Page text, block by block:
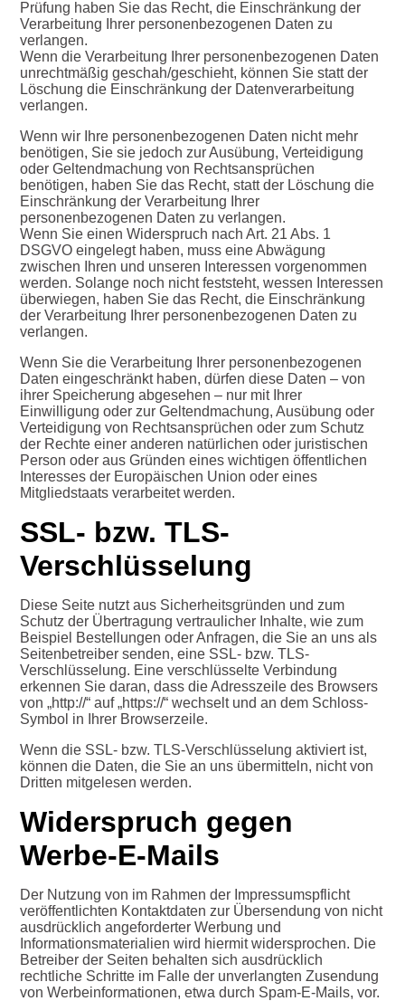
Prüfung haben Sie das Recht, die Einschränkung der
Verarbeitung Ihrer personenbezogenen Daten zu
verlangen.
Wenn die Verarbeitung Ihrer personenbezogenen Daten
unrechtmäßig geschah/geschieht, können Sie statt der
Löschung die Einschränkung der Datenverarbeitung
verlangen.
Wenn wir Ihre personenbezogenen Daten nicht mehr
benötigen, Sie sie jedoch zur Ausübung, Verteidigung
oder Geltendmachung von Rechtsansprüchen
benötigen, haben Sie das Recht, statt der Löschung die
Einschränkung der Verarbeitung Ihrer
personenbezogenen Daten zu verlangen.
Wenn Sie einen Widerspruch nach Art. 21 Abs. 1
DSGVO eingelegt haben, muss eine Abwägung
zwischen Ihren und unseren Interessen vorgenommen
werden. Solange noch nicht feststeht, wessen Interessen
überwiegen, haben Sie das Recht, die Einschränkung
der Verarbeitung Ihrer personenbezogenen Daten zu
verlangen.
Wenn Sie die Verarbeitung Ihrer personenbezogenen
Daten eingeschränkt haben, dürfen diese Daten – von
ihrer Speicherung abgesehen – nur mit Ihrer
Einwilligung oder zur Geltendmachung, Ausübung oder
Verteidigung von Rechtsansprüchen oder zum Schutz
der Rechte einer anderen natürlichen oder juristischen
Person oder aus Gründen eines wichtigen öffentlichen
Interesses der Europäischen Union oder eines
Mitgliedstaats verarbeitet werden.
SSL- bzw. TLS-
Verschlüsselung
Diese Seite nutzt aus Sicherheitsgründen und zum
Schutz der Übertragung vertraulicher Inhalte, wie zum
Beispiel Bestellungen oder Anfragen, die Sie an uns als
Seitenbetreiber senden, eine SSL- bzw. TLS-
Verschlüsselung. Eine verschlüsselte Verbindung
erkennen Sie daran, dass die Adresszeile des Browsers
von „http://“ auf „https://“ wechselt und an dem Schloss-
Symbol in Ihrer Browserzeile.
Wenn die SSL- bzw. TLS-Verschlüsselung aktiviert ist,
können die Daten, die Sie an uns übermitteln, nicht von
Dritten mitgelesen werden.
Widerspruch gegen
Werbe-E-Mails
Der Nutzung von im Rahmen der Impressumspflicht
veröffentlichten Kontaktdaten zur Übersendung von nicht
ausdrücklich angeforderter Werbung und
Informationsmaterialien wird hiermit widersprochen. Die
Betreiber der Seiten behalten sich ausdrücklich
rechtliche Schritte im Falle der unverlangten Zusendung
von Werbeinformationen, etwa durch Spam-E-Mails, vor.